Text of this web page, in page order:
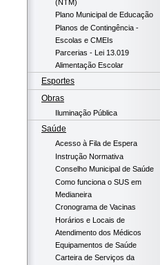
(NTM)
Plano Municipal de Educação
Planos de Contingência -
Escolas e CMEIs
Parcerias - Lei 13.019
Alimentação Escolar
Esportes
Obras
Iluminação Pública
Saúde
Acesso à Fila de Espera
Instrução Normativa
Conselho Municipal de Saúde
Como funciona o SUS em
Medianeira
Cronograma de Vacinas
Horários e Locais de
Atendimento dos Médicos
Equipamentos de Saúde
Carteira de Serviços da